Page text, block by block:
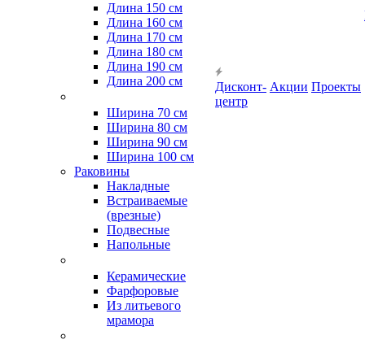
Длина 150 см
Длина 160 см
Длина 170 см
Длина 180 см
Длина 190 см
Длина 200 см
Ширина 70 см
Ширина 80 см
Ширина 90 см
Ширина 100 см
Раковины
Накладные
Встраиваемые
(врезные)
Подвесные
Напольные
Керамические
Фарфоровые
Из литьевого
мрамора
Дисконт-
центр
Акции Проекты